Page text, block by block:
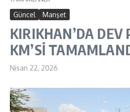
Güncel Manşet
KIRIKHAN’DA DEV
KM’Sİ
Nisan 22, 2026